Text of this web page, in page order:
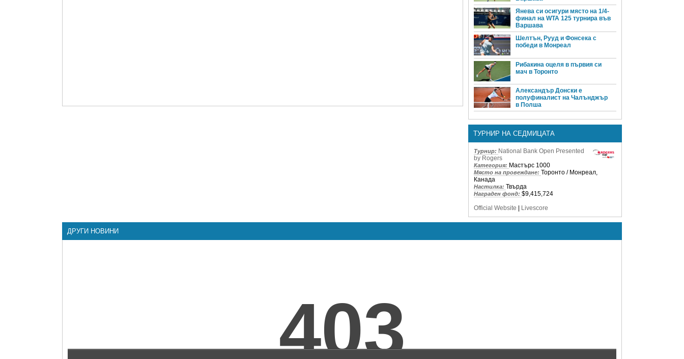
Янева си осигури място на 1/4-
финал на WTA 125 турнира във
Варшава
Шелтън, Рууд и Фонсека с
победи в Монреал
Рибакина оцеля в първия си
мач в Торонто
Александър Донски е
полуфиналист на Чалънджър
в Полша
ТУРНИР НА СЕДМИЦАТА
Турнир: National Bank Open Presented
by Rogers
Категория: Мастърс 1000
Място на провеждане: Торонто / Монреал,
Канада
Настилка: Твърда
Награден фонд: $9,415,724
Official Website
Livescore
ДРУГИ НОВИНИ